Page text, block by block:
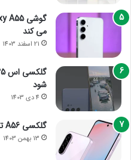
می کند
21 اسفند 1403
شود
4 دی 1403
گلکسی A56 تعمیر سخت تری نسبت به A55 دارد
13 بهمن 1403